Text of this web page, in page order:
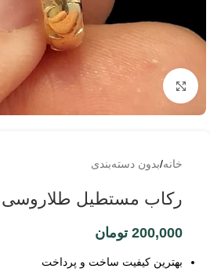
برای بزرگنمایی کلیک کنید
خانه/بدون دسته‌بندی
رکاب مستطیل طلاروسی
200,000 تومان
بهترین کیفیت ساخت و پرداخت